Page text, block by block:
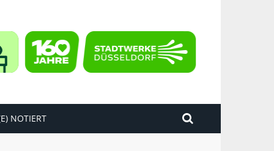
NOTIERT